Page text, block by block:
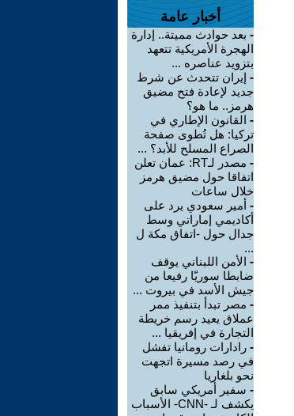
أخبار عامة
- بعد حوادث مميتة.. إدارة
الهجرة الأمريكية تتعهد
بتزويد عناصره ...
- إيران تتحدث عن شرط
جديد لإعادة فتح مضيق
هرمز.. ما هو؟
- القانون الإطاري في
تركيا: هل تُطوى صفحة
الصراع المسلح للأبد؟ ...
-
مصدر لـRT: عمان تعلن
اتفاقا حول مضيق هرمز
خلال ساعات
- أمير سعودي يرد على
أكاديمي إماراتي وسط
جدال حول -اتفاق مكة ل
...
- الأمن اللبناني يوقف
ضابطا سوريّا رفيعا من
جيش الأسد في بيروت ...
- مصر تبدأ بتنفيذ ممر
عملاق يعيد رسم خريطة
التجارة في إفريقيا ...
- رادارات رومانيا تفشل
في رصد مسيرة اتجهت
نحو بلغاريا
- سفير أمريكي سابق
يكشف لـ -CNN- الأسباب